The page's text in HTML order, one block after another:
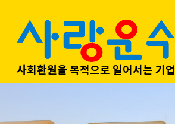
사회환원을 목적으로 일어서는 기업